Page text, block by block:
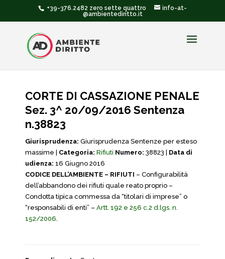
+39-376.2482 zero sette quattro
info-at-
@ambientediritto.it
CORTE DI CASSAZIONE PENALE
Sez. 3^ 20/09/2016 Sentenza
n.38823
Giurisprudenza: Giurisprudenza Sentenze per esteso
massime | Categoria: Rifiuti Numero: 38823 | Data di
udienza: 16 Giugno 2016
CODICE DELL’AMBIENTE – RIFIUTI – Configurabilità
dell’abbandono dei rifiuti quale reato proprio –
Condotta tipica commessa da “titolari di imprese” o
“responsabili di enti” – Artt. 192 e 256 c.2 d.lgs. n.
152/2006.